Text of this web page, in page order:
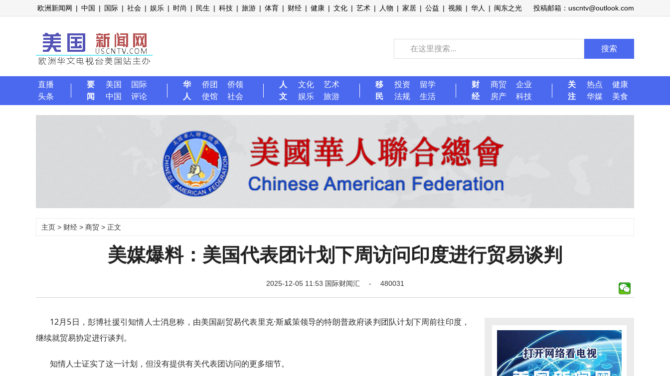
欧洲新闻网 | 中国 | 国际 | 社会 | 娱乐 | 时尚 | 民生 | 科技 | 旅游 | 体育 | 财经 | 健康 | 文化 | 艺术 | 人物 | 家居 | 公益 | 视频 | 华人 | 闽东之光 投稿邮箱：uscntv@outlook.com
搜索
直播
头条
要
闻
美国
国际
中国
评论
华
人
侨团
侨领
使馆
社会
人
文
文化
艺术
娱乐
旅游
移
民
投资
留学
法规
生活
财
经
商贸
企业
房产
科技
关
注
热点
健康
华媒
美食
主页 > 财经 > 商贸 > 正文
美媒爆料：美国代表团计划下周访问印度进行贸易谈判
2025-12-05 11:53 国际财闻汇 - 480031
12月5日，彭博社援引知情人士消息称，由美国副贸易代表里克·斯威策领导的特朗普政府谈判团队计划下周前往印度，
继续就贸易协定进行谈判。
知情人士证实了这一计划，但没有提供有关代表团访问的更多细节。